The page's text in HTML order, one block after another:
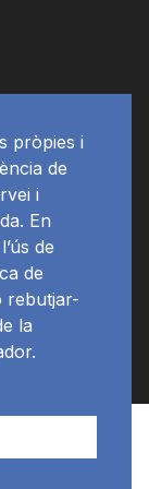
pròpies i
de
i
En
de
de
rebutjar-
la